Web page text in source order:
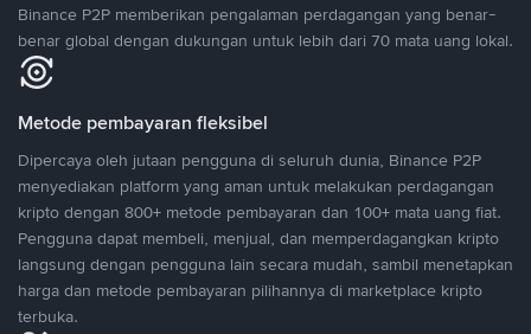
Binance P2P memberikan pengalaman perdagangan yang benar-
benar global dengan dukungan untuk lebih dari 70 mata uang lokal.
Metode pembayaran fleksibel
Dipercaya oleh jutaan pengguna di seluruh dunia, Binance P2P
menyediakan platform yang aman untuk melakukan perdagangan
kripto dengan 800+ metode pembayaran dan 100+ mata uang fiat.
Pengguna dapat membeli, menjual, dan memperdagangkan kripto
langsung dengan pengguna lain secara mudah, sambil menetapkan
harga dan metode pembayaran pilihannya di marketplace kripto
terbuka.